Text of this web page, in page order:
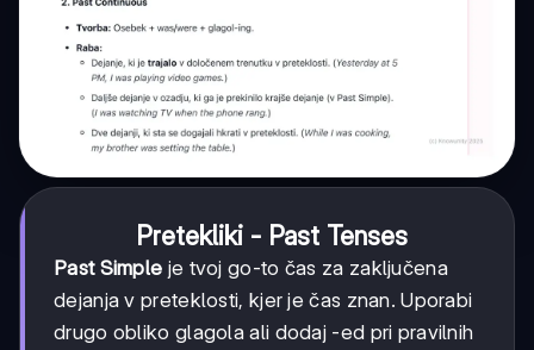
Pretekliki - Past Tenses
Past Simple je tvoj go-to čas za zaključena
dejanja v preteklosti, kjer je čas znan. Uporabi
drugo obliko glagola ali dodaj -ed pri pravilnih